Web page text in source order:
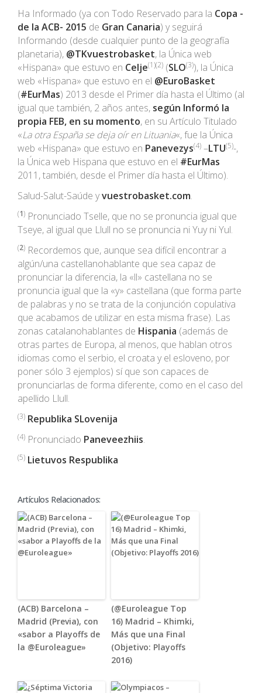
Ha Informado (ya con Todo Reservado para la Copa -
de la ACB- 2015 de Gran Canaria) y seguirá
Informando (desde cualquier punto de la geografía
planetaria), @TKvuestrobasket, la Única web
«Hispana» que estuvo en Celje(1)(2) (SLO(3)), la Única
web «Hispana» que estuvo en el @EuroBasket
(#EurMas) 2013 desde el Primer día hasta el Último (al
igual que también, 2 años antes, según Informó la
propia FEB, en su momento, en su Artículo Titulado
«La otra España se deja oír en Lituania«, fue la Única
web «Hispana» que estuvo en Panevezys(4) –LTU(5)-,
la Única web Hispana que estuvo en el #EurMas
2011, también, desde el Primer día hasta el Último).
Salud-Salut-Saúde yvuestrobasket.com.
(1) Pronunciado Tselle, que no se pronuncia igual que
Tseye, al igual que Llull no se pronuncia ni Yuy ni Yul.
(2) Recordemos que, aunque sea difícil encontrar a
algún/una castellanohablante que sea capaz de
pronunciar la diferencia, la «ll» castellana no se
pronuncia igual que la «y» castellana (que forma parte
de palabras y no se trata de la conjunción copulativa
que acabamos de utilizar en esta misma frase). Las
zonas catalanohablantes de Hispania (además de
otras partes de Europa, al menos, que hablan otros
idiomas como el serbio, el croata y el esloveno, por
poner sólo 3 ejemplos) sí que son capaces de
pronunciarlas de forma diferente, como en el caso del
apellido Llull.
(3) Republika SLovenija
(4) Pronunciado Paneveezhiis.
(5) Lietuvos Respublika
Artículos Relacionados:
(ACB) Barcelona –
Madrid (Previa), con
«sabor a Playoffs de
la @Euroleague»
(@Euroleague Top
16) Madrid – Khimki,
Más que una Final
(Objetivo: Playoffs
2016)